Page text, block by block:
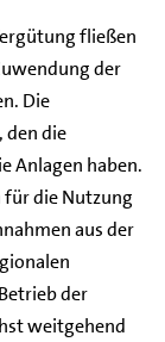
fließen
der
Die
den die
Anlagen haben.
für die Nutzung
aus der
der
weitgehend